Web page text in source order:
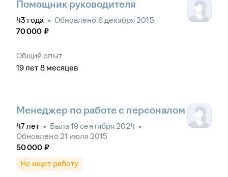
Помощник руководителя
43 года • Обновлено 6 декабря 2015
70 000 ₽
Общий опыт
19лет 8 месяцев
Менеджер по работе с персоналом
47лет • Была19 сентября 2024 •
Обновлено 21 июля 2015
50 000 ₽
Не ищет работу